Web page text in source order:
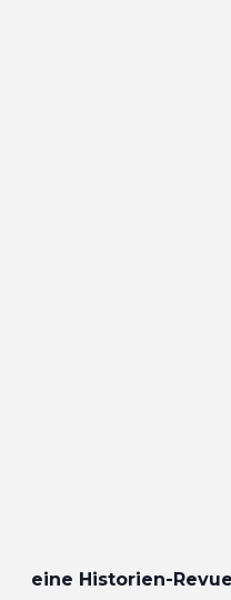
eine Historien-